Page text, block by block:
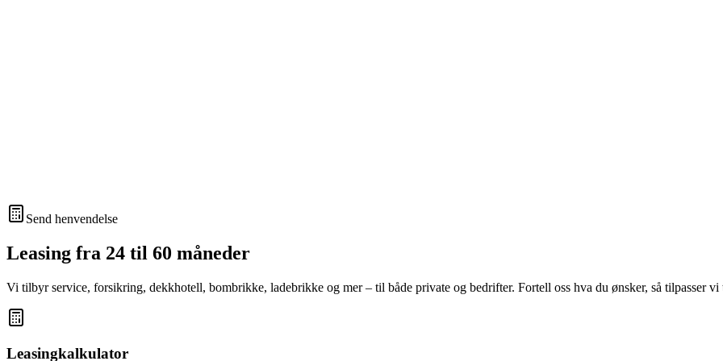
Send henvendelse
Leasing fra 24 til 60 måneder
Vi tilbyr service, forsikring, dekkhotell, bombrikke, ladebrikke og mer – til både private og bedrifter. Fortell oss hva du ønsker, så tilpasser vi
Leasingkalkulator